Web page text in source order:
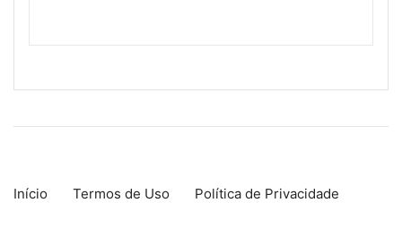
Início Termos de Uso Política de Privacidade